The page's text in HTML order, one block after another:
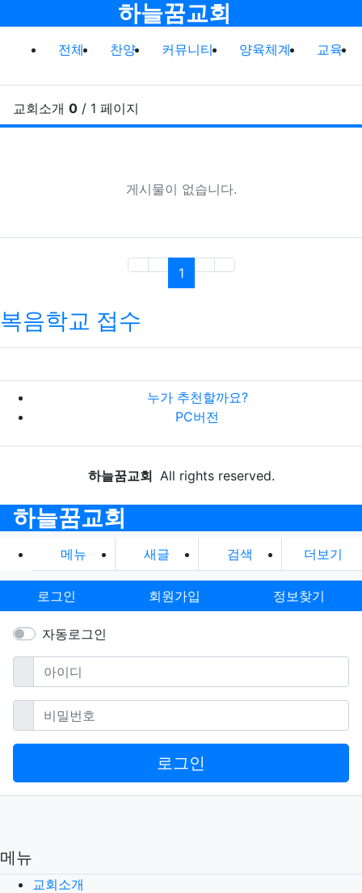
하늘꿈교회
전체게시물 그룹 목록
전체 찬양 커뮤니티 양육체계 교육
교회소개 0 / 1 페이지
게시물이 없습니다.
1(current)
복음학교 접수
누가 추천할까요?
PC버전
하늘꿈교회 All rights reserved.
하늘꿈교회
메뉴 새글 검색 더보기
로그인 회원가입 정보찾기
자동로그인
아이디필수
비밀번호필수
로그인
메뉴
교회소개